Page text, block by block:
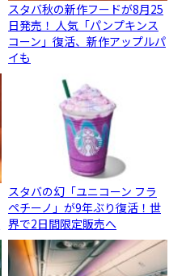
スタバ秋の新作フードが8月25
日発売！ 人気「パンプキンス
コーン」復活、新作アップルパ
イも
スタバの幻「ユニコーン フラ
ペチーノ」が9年ぶり復活！世
界で2日間限定販売へ